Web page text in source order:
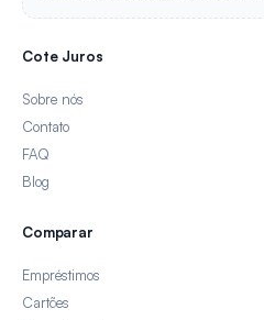
Cote Juros
Sobre nós
Contato
FAQ
Blog
Comparar
Empréstimos
Cartões